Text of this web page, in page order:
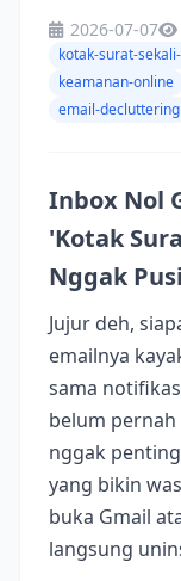
2026-07-07
kotak-surat-
keamanan-online
email-decluttering
Inbox Nol
'Kotak
Nggak
Jujur deh,
emailnya
sama
belum
nggak
yang bikin
buka Gmail
langsung